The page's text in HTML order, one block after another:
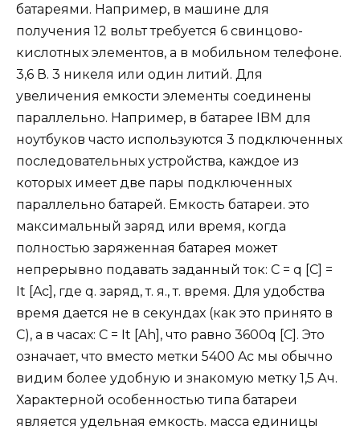
батареями. Например, в машине для
получения 12 вольт требуется 6 свинцово-
кислотных элементов, а в мобильном телефоне.
3,6 В. 3 никеля или один литий. Для
увеличения емкости элементы соединены
параллельно. Например, в батарее IBM для
ноутбуков часто используются 3 подключенных
последовательных устройства, каждое из
которых имеет две пары подключенных
параллельно батарей. Емкость батареи. это
максимальный заряд или время, когда
полностью заряженная батарея может
непрерывно подавать заданный ток: C = q [C] =
It [Ac], где q. заряд, т. я., т. время. Для удобства
время дается не в секундах (как это принято в
C), а в часах: C = It [Ah], что равно 3600q [C]. Это
означает, что вместо метки 5400 Ac мы обычно
видим более удобную и знакомую метку 1,5 Ач.
Характерной особенностью типа батареи
является удельная емкость. масса единицы